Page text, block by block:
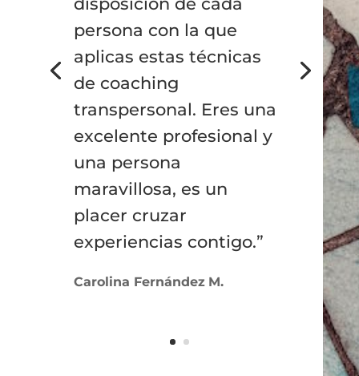
persona con la que
aplicas estas técnicas
de coaching
transpersonal. Eres una
excelente profesional y
una persona
maravillosa, es un
placer cruzar
experiencias contigo.”
Carolina Fernández M.